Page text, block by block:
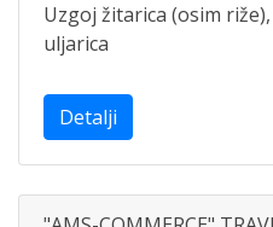
Uzgoj žitarica (osim
uljarica
Detalji